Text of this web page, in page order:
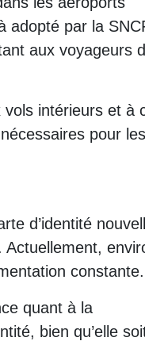
adopté par la
aux voyageurs
intérieurs et à
pour les
d’identité
constante.
quant à la
bien qu’elle